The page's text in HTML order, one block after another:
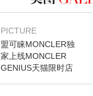
图库
PICTURE
盟可睐MONCLER独
家上线MONCLER
GENIUS天猫限时店